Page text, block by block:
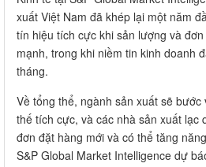
xuất Việt Nam đã khép lại một năm
tín hiệu tích cực khi sản lượng và
mạnh, trong khi niềm tin kinh doanh
tháng.
Về tổng thể, ngành sản xuất sẽ
thế tích cực, và các nhà sản xuất lạc
đơn đặt hàng mới và có thể tăng
S&P Global Market Intelligence dự